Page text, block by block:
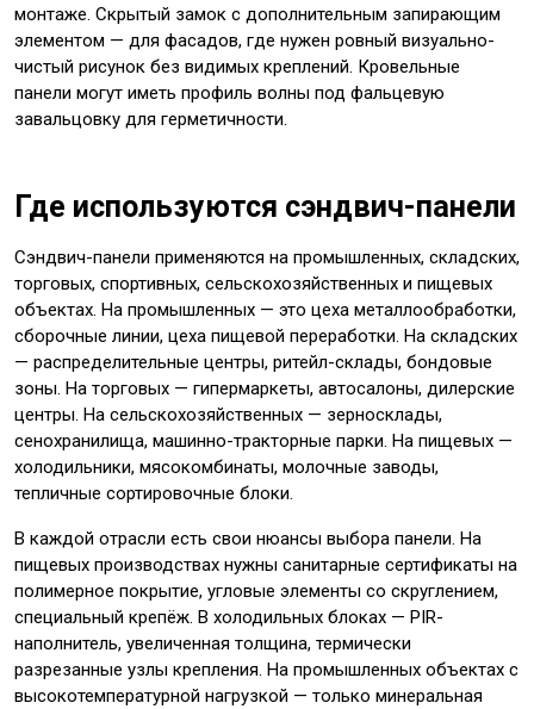
монтаже. Скрытый замок с дополнительным запирающим
элементом — для фасадов, где нужен ровный визуально-
чистый рисунок без видимых креплений. Кровельные
панели могут иметь профиль волны под фальцевую
завальцовку для герметичности.
Где используются сэндвич-панели
Сэндвич-панели применяются на промышленных, складских,
торговых, спортивных, сельскохозяйственных и пищевых
объектах. На промышленных — это цеха металлообработки,
сборочные линии, цеха пищевой переработки. На складских
— распределительные центры, ритейл-склады, бондовые
зоны. На торговых — гипермаркеты, автосалоны, дилерские
центры. На сельскохозяйственных — зерносклады,
сенохранилища, машинно-тракторные парки. На пищевых —
холодильники, мясокомбинаты, молочные заводы,
тепличные сортировочные блоки.
В каждой отрасли есть свои нюансы выбора панели. На
пищевых производствах нужны санитарные сертификаты на
полимерное покрытие, угловые элементы со скруглением,
специальный крепёж. В холодильных блоках — PIR-
наполнитель, увеличенная толщина, термически
разрезанные узлы крепления. На промышленных объектах с
высокотемпературной нагрузкой — только минеральная